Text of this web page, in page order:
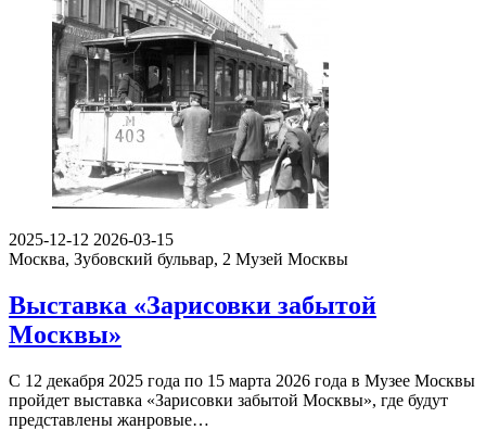
2025-12-12 2026-03-15
Москва, Зубовский бульвар, 2 Музей Москвы
Выставка «Зарисовки забытой
Москвы»
С 12 декабря 2025 года по 15 марта 2026 года в Музее Москвы
пройдет выставка «Зарисовки забытой Москвы», где будут
представлены жанровые…